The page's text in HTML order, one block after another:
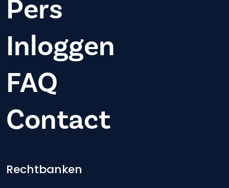
Pers
Inloggen
FAQ
Contact
Footer-menu
Rechtbanken